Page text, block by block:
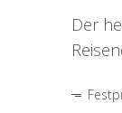
Der